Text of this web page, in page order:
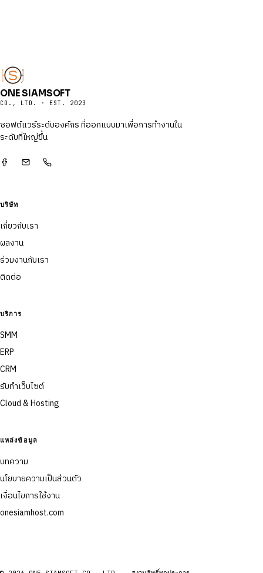
ONE SIAMSOFT
CO., LTD. · EST. 2023
ซอฟต์แวร์ระดับองค์กร ที่ออกแบบมาเพื่อการทำงานใน
ระดับที่ใหญ่ขึ้น
บริษัท
เกี่ยวกับเรา
ผลงาน
ร่วมงานกับเรา
ติดต่อ
บริการ
SMM
ERP
CRM
รับทำเว็บไซต์
Cloud & Hosting
แหล่งข้อมูล
บทความ
นโยบายความเป็นส่วนตัว
เงื่อนไขการใช้งาน
onesiamhost.com